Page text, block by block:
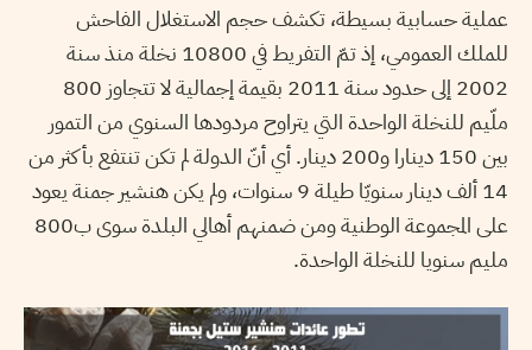
عملية حسابية بسيطة، تكشف حجم الاستغلال الفاحش
للملك العمومي، إذ تمّ التفريط في 10800 نخلة منذ سنة
2002 إلى حدود سنة 2011 بقيمة إجمالية لا تتجاوز 800
ملّيم للنخلة الواحدة التي يتراوح مردودها السنوي من التمور
بين 150 دينارا و200 دينار. أي أنّ الدولة لم تكن تنتفع بأكثر من
14 ألف دينار سنويّا طيلة 9 سنوات، ولم يكن هنشير جمنة يعود
على المجموعة الوطنية ومن ضمنهم أهالي البلدة سوى ب800
مليم سنويا للنخلة الواحدة.